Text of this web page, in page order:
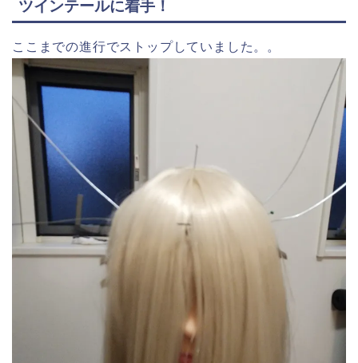
ツインテールに着手！
ここまでの進行でストップしていました。。